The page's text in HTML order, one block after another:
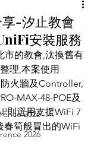
2026
2026
-汐止教會
安裝服務
理,本案使用
火牆及Controller,
MAX-48-POE及
則選用支援WiFi 7
春筍般冒出的WiFi